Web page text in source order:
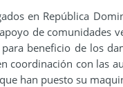
en República
de comunidades
beneficio de los
coordinación con las
han puesto su